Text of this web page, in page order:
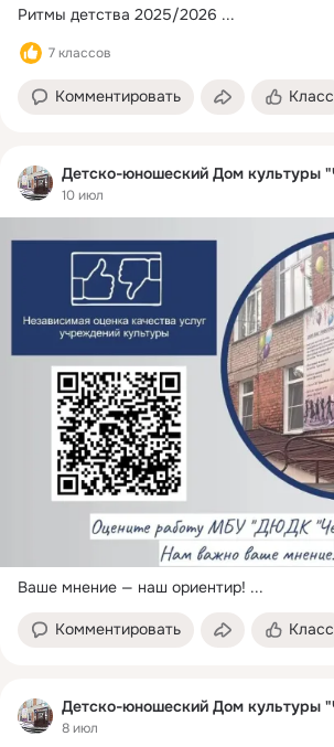
Ритмы детства 2025/2026 ...
7 классов
Комментировать Класс
Детско-юношеский Дом культуры
10 июл
Ваше мнение — наш ориентир! ...
Комментировать Класс
Детско-юношеский Дом культуры
8 июл